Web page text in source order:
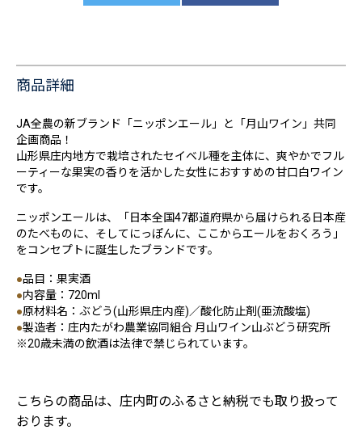
商品詳細
JA全農の新ブランド「ニッポンエール」と「月山ワイン」共同
企画商品！
山形県庄内地方で栽培されたセイベル種を主体に、爽やかでフル
ーティーな果実の香りを活かした女性におすすめの甘口白ワイン
です。
ニッポンエールは、「日本全国47都道府県から届けられる日本産
のたべものに、そしてにっぽんに、ここからエールをおくろう」
をコンセプトに誕生したブランドです。
●品目：果実酒
●内容量：720ml
●原材料名：ぶどう(山形県庄内産)／酸化防止剤(亜流酸塩)
●製造者：庄内たがわ農業協同組合 月山ワイン山ぶどう研究所
※20歳未満の飲酒は法律で禁じられています。
こちらの商品は、庄内町のふるさと納税でも取り扱って
おります。